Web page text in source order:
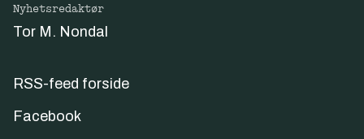
Nyhetsredaktør
Tor M. Nondal
RSS-feed forside
Facebook